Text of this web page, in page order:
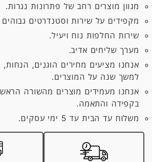
מגוון מוצרים רחב של פתרונות נגרות.
מקפידים על שירות וסטנדרטים גבוהים
שירות החלפות נוח ויעיל.
מערך שליחים אדיב.
אנחנו מציעים מחירים הוגנים, הנחות,
למשך שנה על המוצרים.
אנחנו מעמידים מוצרים מהשורה
בקפידה והתאמה.
משלוח עד הבית עד 5 ימי עסקים.